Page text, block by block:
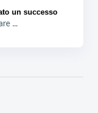
un successo
...